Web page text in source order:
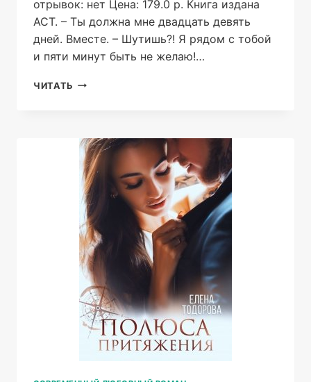
отрывок: нет Цена: 179.0 р. Книга издана
АСТ. – Ты должна мне двадцать девять
дней. Вместе. – Шутишь?! Я рядом с тобой
и пяти минут быть не желаю!…
ЧИТАТЬ ХОЧУ